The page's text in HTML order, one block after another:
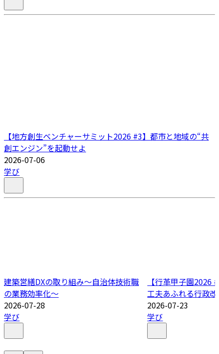
【地方創生ベンチャーサミット2026 #3】都市と地域の“共
創エンジン”を起動せよ
2026-07-06
学び
建築営繕DXの取り組み～自治体技術職
の業務効率化～
2026-07-28
学び
【行革甲子園2026
工夫あふれる行政
2026-07-23
学び